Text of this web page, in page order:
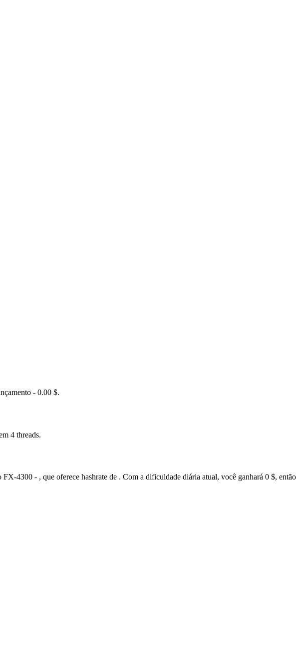
- 0.00 $.
4 threads.
4300 - , que oferece hashrate de . Com a dificuldade diária atual, você ganhará 0 $,